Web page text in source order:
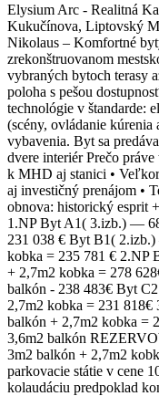
Elysium Arc - Realitná
Kukučínova, Liptovský
Nikolaus – Komfortné
zrekonštruovanom
vybraných bytoch terasy
poloha s pešou
technológie v štandarde:
(scény, ovládanie
vybavenia. Byt sa
dvere interiér Prečo práve
k MHD aj stanici •
aj investičný prenájom •
obnova: historický esprit
1.NP Byt A1( 3.izb.) —
231 038 € Byt B1(
kobka = 235 781 € 2.NP
+ 2,7m2 kobka = 278
balkón - 238 483€ Byt
2,7m2 kobka = 231
balkón + 2,7m2 kobka =
3,6m2 balkón
3m2 balkón + 2,7m2
parkovacie státie v cene
kolaudáciu predpoklad